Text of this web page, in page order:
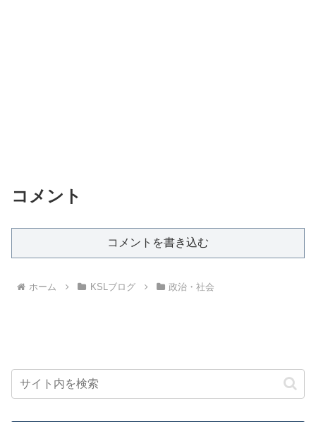
コメント
コメントを書き込む
ホーム KSLブログ 政治・社会